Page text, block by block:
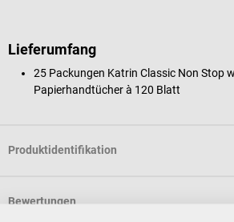
Lieferumfang
25 Packungen Katrin Classic Non Stop
Papierhandtücher à 120 Blatt
Produktidentifikation
Bewertungen